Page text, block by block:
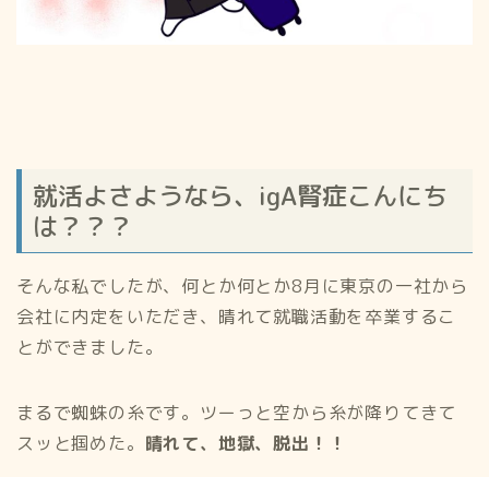
就活よさようなら、igA腎症こんにち
は？？？
そんな私でしたが、何とか何とか8月に東京の一社から
会社に内定をいただき、晴れて就職活動を卒業するこ
とができました。
まるで蜘蛛の糸です。ツーっと空から糸が降りてきて
スッと掴めた。 晴れて、地獄、脱出！！